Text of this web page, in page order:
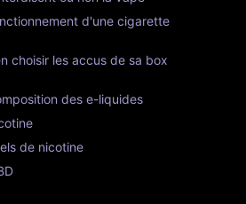
d'une cigarette
choisir les accus de sa box
des e-liquides
de nicotine